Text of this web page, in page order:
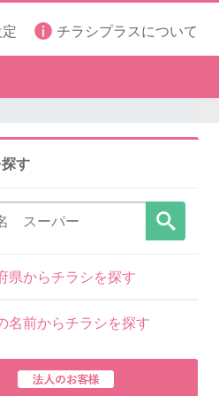
チラシプラスについて
す
県からチラシを探す
名前からチラシを探す